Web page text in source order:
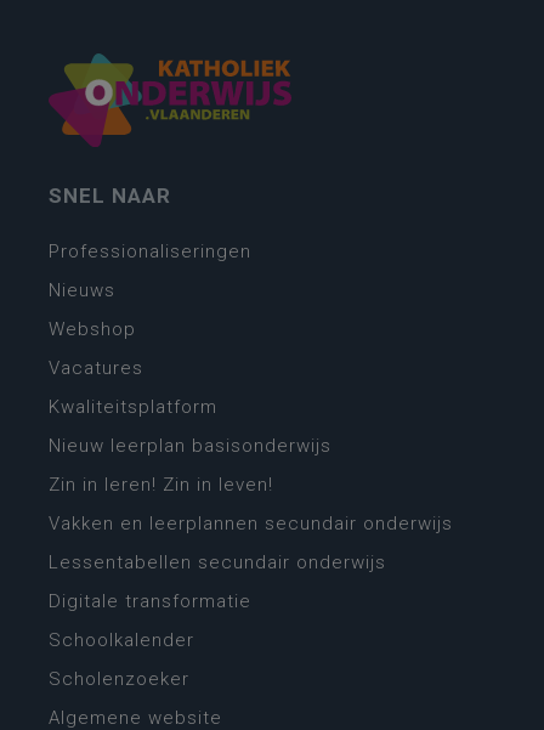
SNEL NAAR
Professionaliseringen
Nieuws
Webshop
Vacatures
Kwaliteitsplatform
Nieuw leerplan basisonderwijs
Zin in leren! Zin in leven!
Vakken en leerplannen secundair onderwijs
Lessentabellen secundair onderwijs
Digitale transformatie
Schoolkalender
Scholenzoeker
Algemene website